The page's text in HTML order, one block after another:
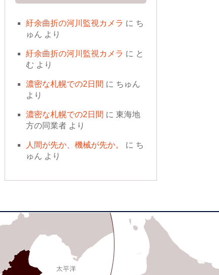
紆余曲折の河川監視カメラ に ち
ゅん より
紆余曲折の河川監視カメラ に と
む より
濃密な札幌での2日間 に ちゅん
より
濃密な札幌での2日間 に 東海地
方の同業者より
人間が先か、機械が先か。 に ち
ゅん より